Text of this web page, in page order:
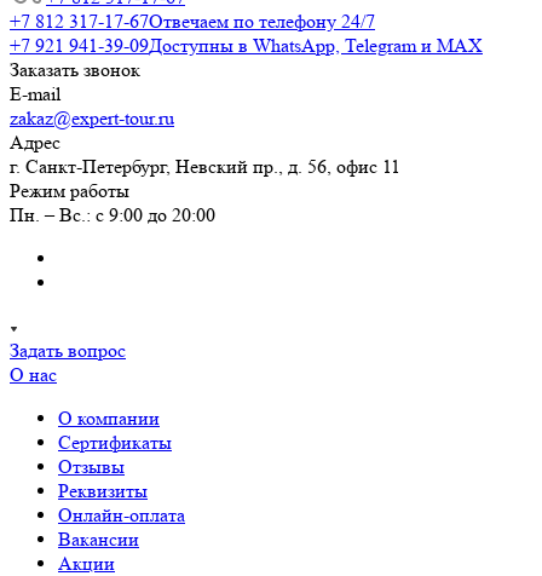
+7 812 317-17-67Отвечаем по телефону 24/7
+7 921 941-39-09Доступны в WhatsApp, Telegram и MAX
Заказать звонок
E-mail
zakaz@expert-tour.ru
Адрес
г. Санкт-Петербург, Невский пр., д. 56, офис 11
Режим работы
Пн. – Вс.: с 9:00 до 20:00
Задать вопрос
О нас
О компании
Сертификаты
Отзывы
Реквизиты
Онлайн-оплата
Вакансии
Акции